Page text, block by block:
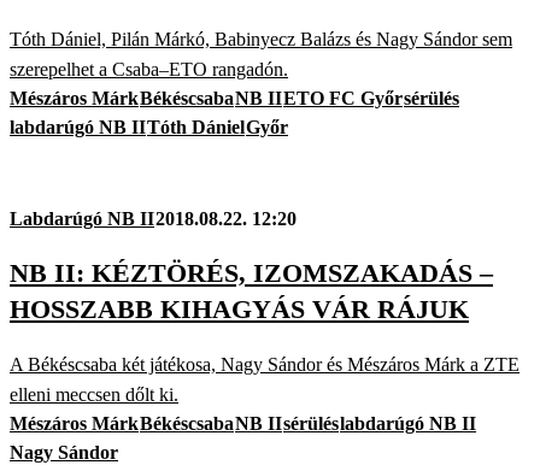
Tóth Dániel, Pilán Márkó, Babinyecz Balázs és Nagy Sándor sem
szerepelhet a Csaba–ETO rangadón.
Mészáros MárkBékéscsabaNB IIETO FC Győrsérülés
labdarúgó NB IITóth DánielGyőr
Labdarúgó NB II2018.08.22. 12:20
NB II: KÉZTÖRÉS, IZOMSZAKADÁS –
HOSSZABB KIHAGYÁS VÁR RÁJUK
A Békéscsaba két játékosa, Nagy Sándor és Mészáros Márk a ZTE
elleni meccsen dőlt ki.
Mészáros MárkBékéscsabaNB IIsérüléslabdarúgó NB II
Nagy Sándor